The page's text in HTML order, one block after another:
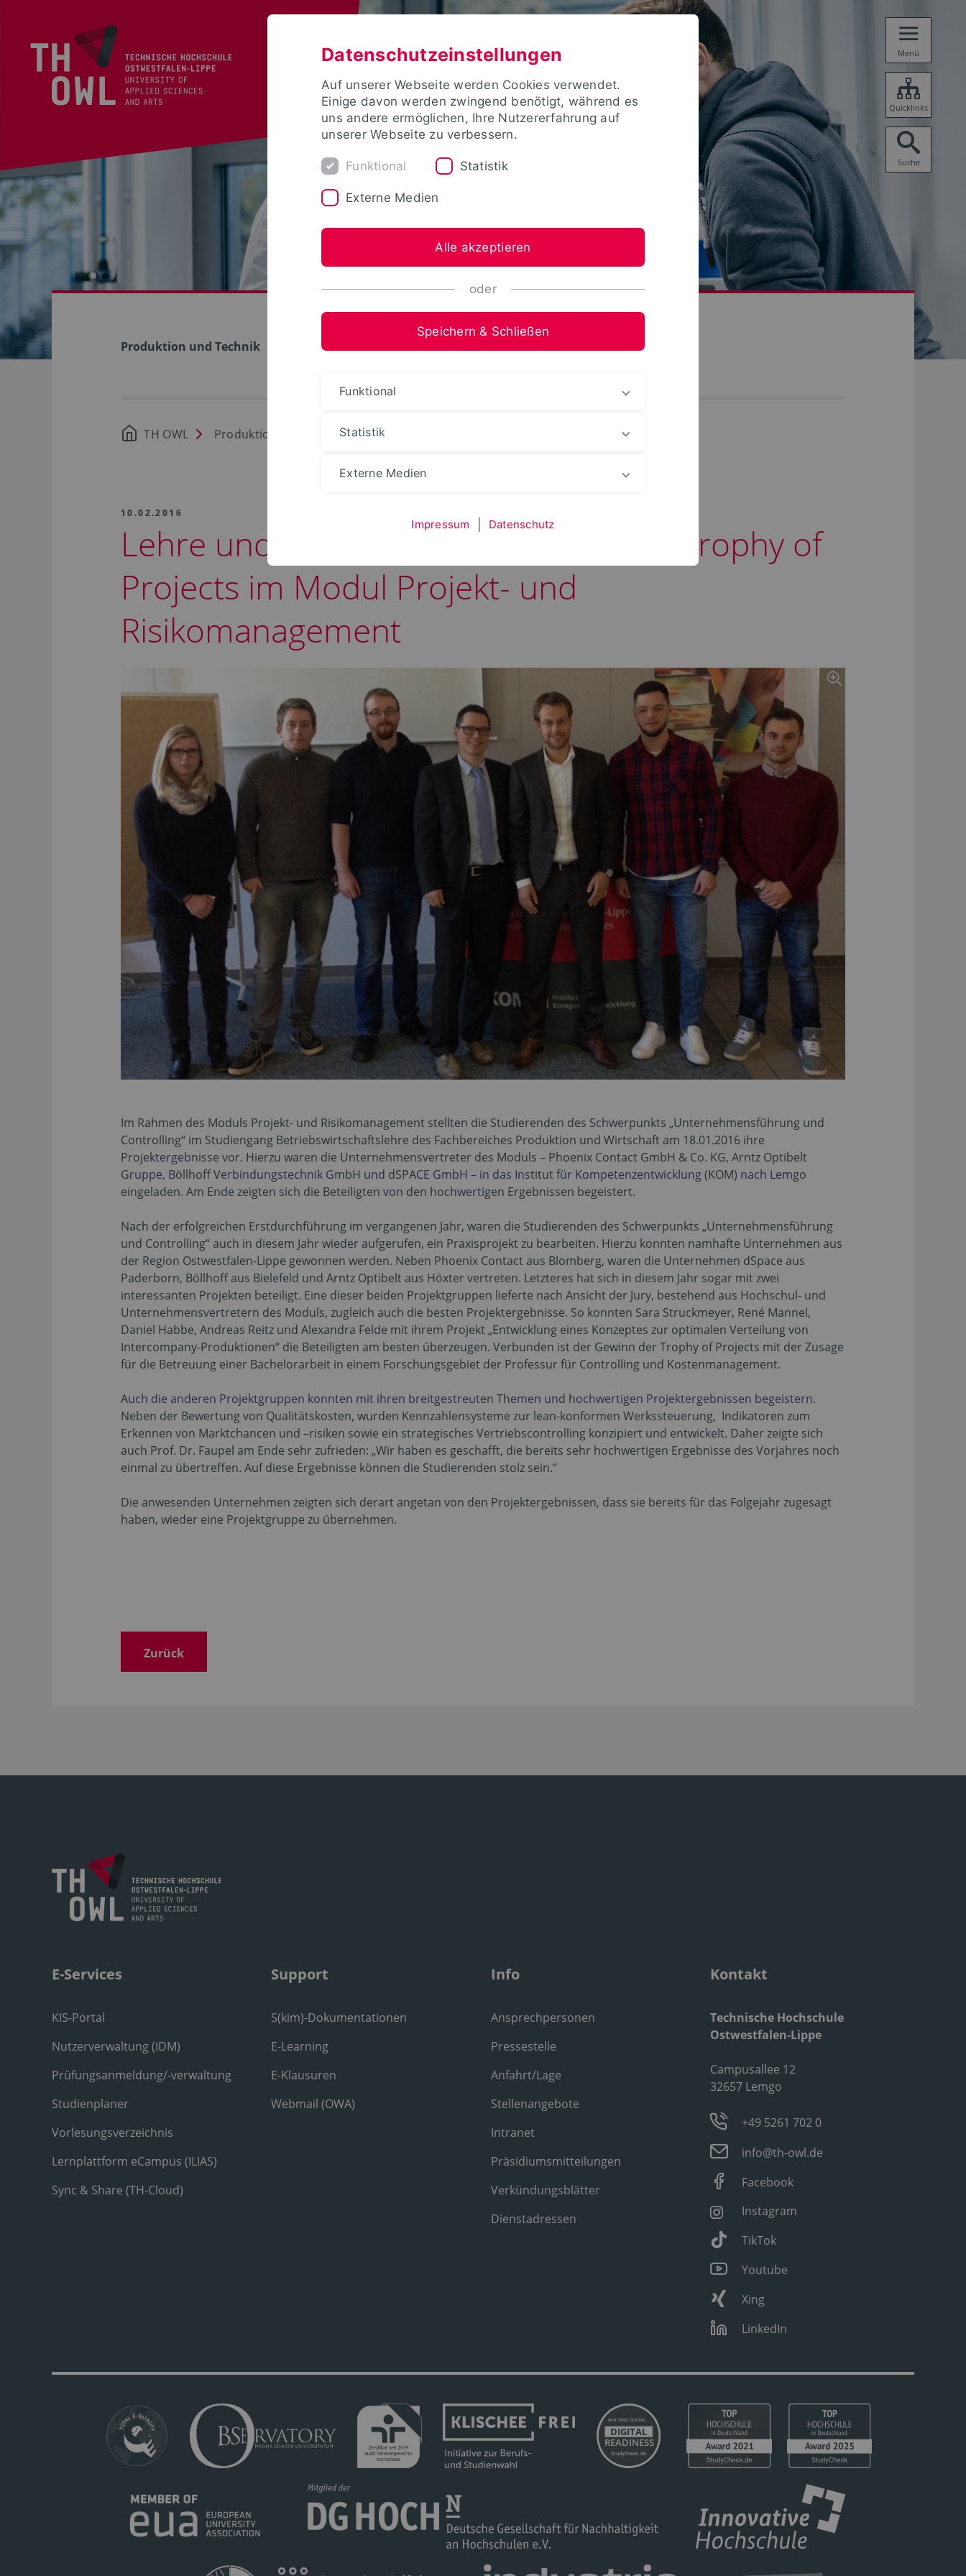
Menü
Quicklinks
Suche
Produktion und Technik
TH OWL Produktion und Technik Fachbereich News-Archiv
10.02.2016
Lehre und Praxis erfolgreich vereint – Trophy of
Projects im Modul Projekt- und
Risikomanagement
Im Rahmen des Moduls Projekt- und Risikomanagement stellten die Studierenden des Schwerpunkts „Unternehmensführung und
Controlling“ im Studiengang Betriebswirtschaftslehre des Fachbereiches Produktion und Wirtschaft am 18.01.2016 ihre
Projektergebnisse vor. Hierzu waren die Unternehmensvertreter des Moduls – Phoenix Contact GmbH & Co. KG, Arntz Optibelt
Gruppe, Böllhoff Verbindungstechnik GmbH und dSPACE GmbH – in das Institut für Kompetenzentwicklung (KOM) nach Lemgo
eingeladen. Am Ende zeigten sich die Beteiligten von den hochwertigen Ergebnissen begeistert.
Nach der erfolgreichen Erstdurchführung im vergangenen Jahr, waren die Studierenden des Schwerpunkts „Unternehmensführung
und Controlling“ auch in diesem Jahr wieder aufgerufen, ein Praxisprojekt zu bearbeiten. Hierzu konnten namhafte Unternehmen aus
der Region Ostwestfalen-Lippe gewonnen werden. Neben Phoenix Contact aus Blomberg, waren die Unternehmen dSpace aus
Paderborn, Böllhoff aus Bielefeld und Arntz Optibelt aus Höxter vertreten. Letzteres hat sich in diesem Jahr sogar mit zwei
interessanten Projekten beteiligt. Eine dieser beiden Projektgruppen lieferte nach Ansicht der Jury, bestehend aus Hochschul- und
Unternehmensvertretern des Moduls, zugleich auch die besten Projektergebnisse. So konnten Sara Struckmeyer, René Mannel,
Daniel Habbe, Andreas Reitz und Alexandra Felde mit ihrem Projekt „Entwicklung eines Konzeptes zur optimalen Verteilung von
Intercompany-Produktionen“ die Beteiligten am besten überzeugen. Verbunden ist der Gewinn der Trophy of Projects mit der Zusage
für die Betreuung einer Bachelorarbeit in einem Forschungsgebiet der Professur für Controlling und Kostenmanagement.
Auch die anderen Projektgruppen konnten mit ihren breitgestreuten Themen und hochwertigen Projektergebnissen begeistern.
Neben der Bewertung von Qualitätskosten, wurden Kennzahlensysteme zur lean-konformen Werkssteuerung, Indikatoren zum
Erkennen von Marktchancen und –risiken sowie ein strategisches Vertriebscontrolling konzipiert und entwickelt. Daher zeigte sich
auch Prof. Dr. Faupel am Ende sehr zufrieden: „Wir haben es geschafft, die bereits sehr hochwertigen Ergebnisse des Vorjahres noch
einmal zu übertreffen. Auf diese Ergebnisse können die Studierenden stolz sein.“
Die anwesenden Unternehmen zeigten sich derart angetan von den Projektergebnissen, dass sie bereits für das Folgejahr zugesagt
haben, wieder eine Projektgruppe zu übernehmen.
Zurück
E-Services
KIS-Portal
Nutzerverwaltung (IDM)
Prüfungsanmeldung/-verwaltung
Studienplaner
Vorlesungsverzeichnis
Lernplattform eCampus (ILIAS)
Sync & Share (TH-Cloud)
Support
S(kim)-Dokumentationen
E-Learning
E-Klausuren
Webmail (OWA)
Info
Ansprechpersonen
Pressestelle
Anfahrt/Lage
Stellenangebote
Intranet
Präsidiumsmitteilungen
Verkündungsblätter
Dienstadressen
Kontakt
Technische Hochschule
Ostwestfalen-Lippe
Campusallee 12
32657 Lemgo
+49 5261 702 0
info@th-owl.de
Facebook
Instagram
TikTok
Youtube
Xing
LinkedIn
Datenschutzeinstellungen
Auf unserer Webseite werden Cookies verwendet.
Einige davon werden zwingend benötigt, während es
uns andere ermöglichen, Ihre Nutzererfahrung auf
unserer Webseite zu verbessern.
Funktional Statistik
Externe Medien
Alle akzeptieren
oder
Speichern & Schließen
Funktional
Statistik
Externe Medien
Impressum Datenschutz